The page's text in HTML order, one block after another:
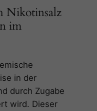
Nikotinsalz
im
in der
durch Zugabe
wird. Dieser